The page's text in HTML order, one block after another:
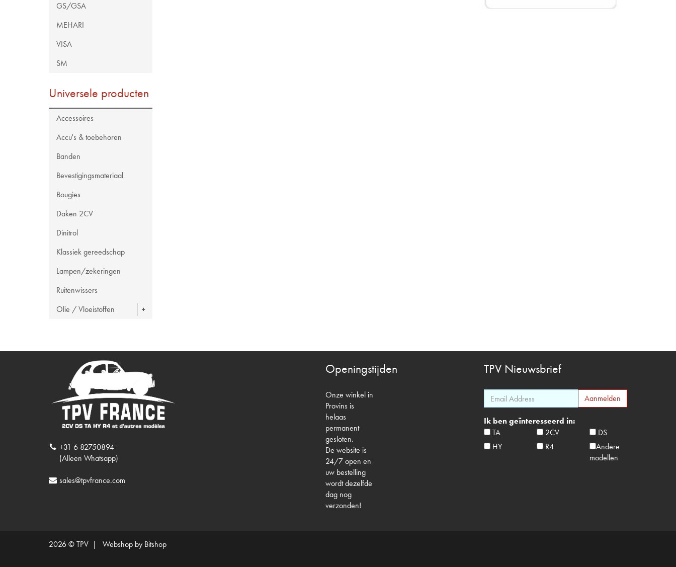
GS/GSA
MEHARI
VISA
SM
Universele producten
Accessoires
Accu's & toebehoren
Banden
Bevestigingsmateriaal
Bougies
Daken 2CV
Dinitrol
Klassiek gereedschap
Lampen/zekeringen
Ruitenwissers
Olie / Vloeistoffen
+31 6 82750894
(Alleen Whatsapp)
sales@tpvfrance.com
Openingstijden
Onze winkel in
Provins is
helaas
permanent
gesloten.
De website is
24/7 open en
uw bestelling
wordt dezelfde
dag nog
verzonden!
TPV Nieuwsbrief
Ik ben geïnteresseerd in:
TA
2CV
DS
HY
R4
Andere
modellen
2026 © TPV | Webshop by Bitshop